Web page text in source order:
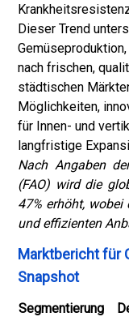
Dieser Trend
nach frischen,
städtischen
Möglichkeiten,
für Innen- und
langfristige
Nach Angaben
(FAO) wird die
47% erhöht,
und effizienten
Marktbericht für
Snapshot
Segmentierung